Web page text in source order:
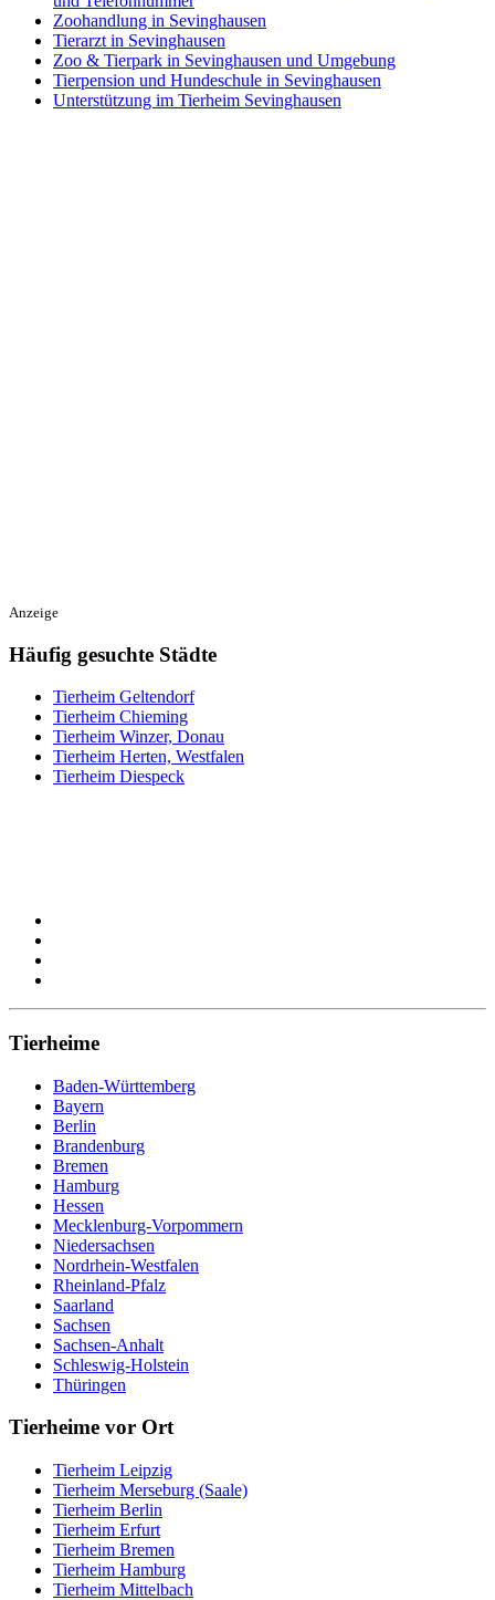
Zoohandlung in Sevinghausen
Tierarzt in Sevinghausen
Zoo & Tierpark in Sevinghausen und Umgebung
Tierpension und Hundeschule in Sevinghausen
Unterstützung im Tierheim Sevinghausen
Anzeige
Häufig gesuchte Städte
Tierheim Geltendorf
Tierheim Chieming
Tierheim Winzer, Donau
Tierheim Herten, Westfalen
Tierheim Diespeck
Tierheime
Baden-Württemberg
Bayern
Berlin
Brandenburg
Bremen
Hamburg
Hessen
Mecklenburg-Vorpommern
Niedersachsen
Nordrhein-Westfalen
Rheinland-Pfalz
Saarland
Sachsen
Sachsen-Anhalt
Schleswig-Holstein
Thüringen
Tierheime vor Ort
Tierheim Leipzig
Tierheim Merseburg (Saale)
Tierheim Berlin
Tierheim Erfurt
Tierheim Bremen
Tierheim Hamburg
Tierheim Mittelbach